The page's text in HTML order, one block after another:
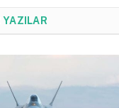
YAZILAR